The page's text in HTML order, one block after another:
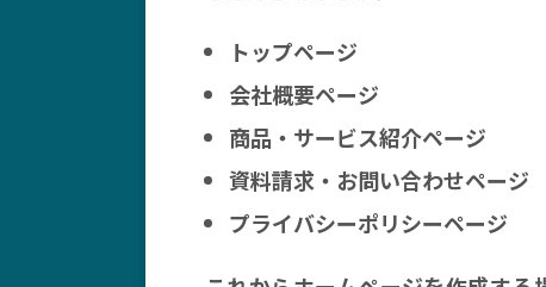
トップページ
会社概要ページ
商品・サービス紹介ページ
資料請求・お問い合わせページ
プライバシーポリシーページ